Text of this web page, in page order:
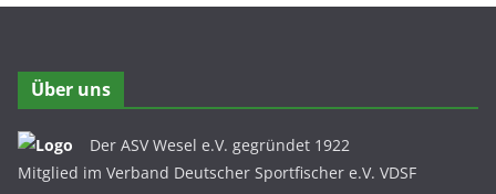
Über uns
Der ASV Wesel e.V. gegründet 1922
Mitglied im Verband Deutscher Sportfischer e.V. VDSF